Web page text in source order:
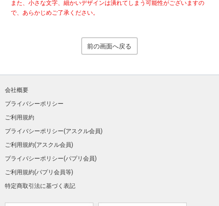
また、小さな文字、細かいデザインは潰れてしまう可能性がございますの
で、あらかじめご了承ください。
前の画面へ戻る
会社概要
プライバシーポリシー
ご利用規約
プライバシーポリシー(アスクル会員)
ご利用規約(アスクル会員)
プライバシーポリシー(パプリ会員)
ご利用規約(パプリ会員等)
特定商取引法に基づく表記